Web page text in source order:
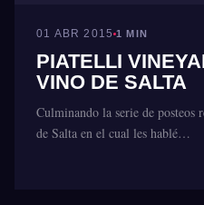
01 ABR 2015 1 MIN
PIATELLI
VINO DE SALTA
Culminando la serie de posteos
de Salta en el cual les hablé…